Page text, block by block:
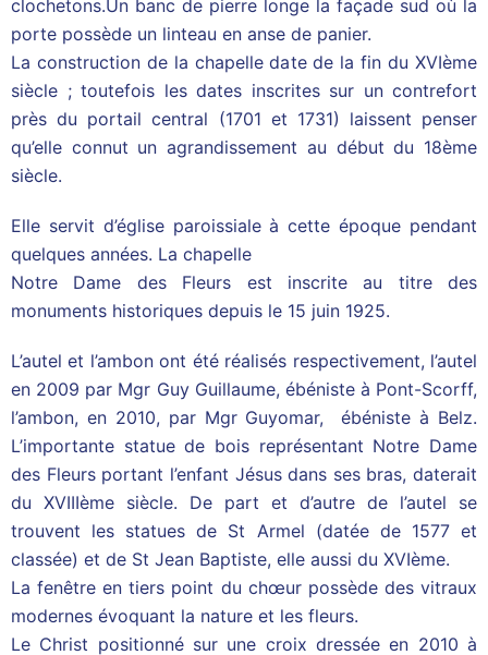
clochetons.Un banc de pierre longe la façade sud où la
porte possède un linteau en anse de panier.
La construction de la chapelle date de la fin du XVIème
siècle ; toutefois les dates inscrites sur un contrefort
près du portail central (1701 et 1731) laissent penser
qu’elle connut un agrandissement au début du 18ème
siècle.
Elle servit d’église paroissiale à cette époque pendant
quelques années. La chapelle
Notre Dame des Fleurs est inscrite au titre des
monuments historiques depuis le 15 juin 1925.
L’autel et l’ambon ont été réalisés respectivement, l’autel
en 2009 par Mgr Guy Guillaume, ébéniste à Pont-Scorff,
l’ambon, en 2010, par Mgr Guyomar, ébéniste à Belz.
L’importante statue de bois représentant Notre Dame
des Fleurs portant l’enfant Jésus dans ses bras, daterait
du XVIIIème siècle. De part et d’autre de l’autel se
trouvent les statues de St Armel (datée de 1577 et
classée) et de St Jean Baptiste, elle aussi du XVIème.
La fenêtre en tiers point du chœur possède des vitraux
modernes évoquant la nature et les fleurs.
Le Christ positionné sur une croix dressée en 2010 à